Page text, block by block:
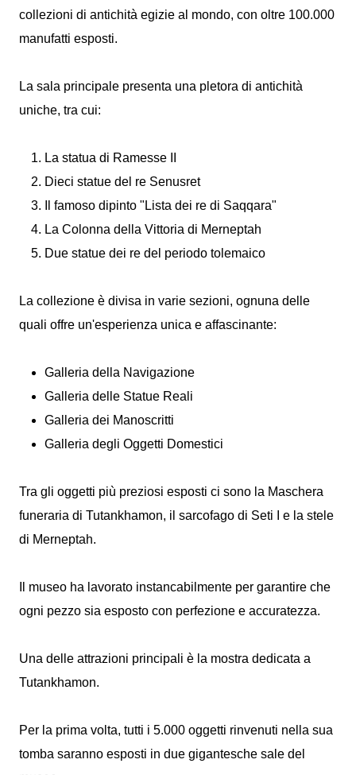
collezioni di antichità egizie al mondo, con oltre 100.000
manufatti esposti.
La sala principale presenta una pletora di antichità
uniche, tra cui:
La statua di Ramesse II
Dieci statue del re Senusret
Il famoso dipinto "Lista dei re di Saqqara"
La Colonna della Vittoria di Merneptah
Due statue dei re del periodo tolemaico
La collezione è divisa in varie sezioni, ognuna delle
quali offre un'esperienza unica e affascinante:
Galleria della Navigazione
Galleria delle Statue Reali
Galleria dei Manoscritti
Galleria degli Oggetti Domestici
Tra gli oggetti più preziosi esposti ci sono la Maschera
funeraria di Tutankhamon, il sarcofago di Seti I e la stele
di Merneptah.
Il museo ha lavorato instancabilmente per garantire che
ogni pezzo sia esposto con perfezione e accuratezza.
Una delle attrazioni principali è la mostra dedicata a
Tutankhamon.
Per la prima volta, tutti i 5.000 oggetti rinvenuti nella sua
tomba saranno esposti in due gigantesche sale del